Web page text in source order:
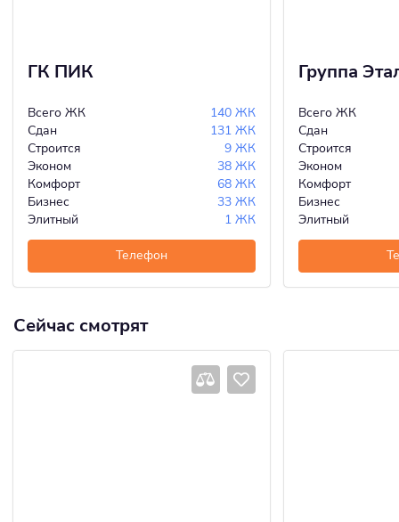
ГК ПИК
Всего ЖК
140 ЖК
Сдан
131 ЖК
Строится
9 ЖК
Эконом
38 ЖК
Комфорт
68 ЖК
Бизнес
33 ЖК
Элитный
1 ЖК
Телефон
Группа
Всего ЖК
Сдан
Строится
Эконом
Комфорт
Бизнес
Элитный
Сейчас смотрят